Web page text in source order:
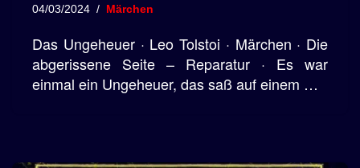
04/03/2024 Märchen
Das Ungeheuer · Leo Tolstoi · Märchen · Die
abgerissene Seite – Reparatur · Es war
einmal ein Ungeheuer, das saß auf einem …